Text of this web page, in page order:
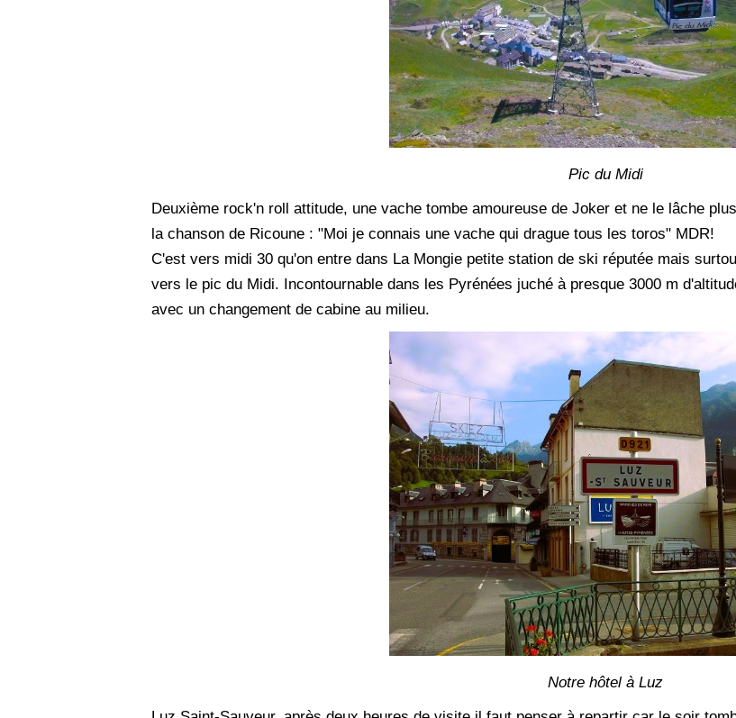
Pic du Midi
Deuxième rock'n roll attitude, une vache tombe amoureuse de Joker et ne le lâche
la chanson de Ricoune : "Moi je connais une vache qui drague tous les toros" MDR!
C'est vers midi 30 qu'on entre dans La Mongie petite station de ski réputée mais
vers le pic du Midi. Incontournable dans les Pyrénées juché à presque 3000 m
avec un changement de cabine au milieu.
Notre hôtel à Luz